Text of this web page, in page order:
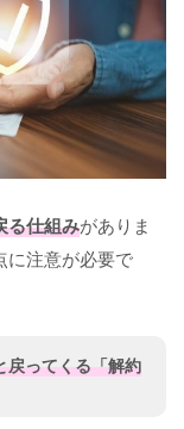
る仕組みがありま
に注意が必要で
戻ってくる「解約